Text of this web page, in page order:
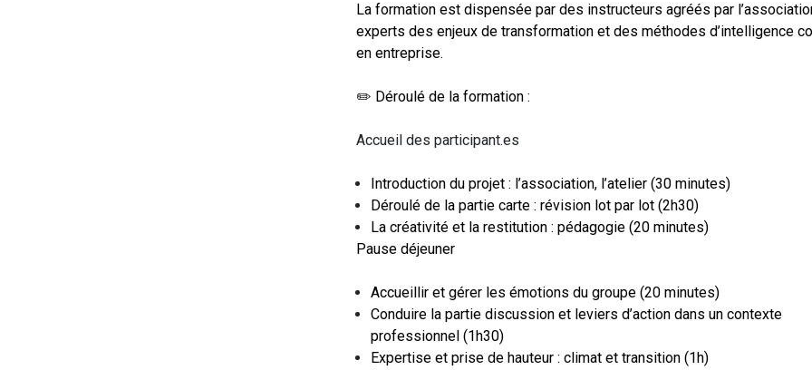
La formation est dispensée par des instructeurs agréés par
experts des enjeux de transformation et des méthodes d’intelligence
en entreprise.
✏️ Déroulé de la formation :
Accueil des participant.es
Introduction du projet : l’association, l’atelier (30 minutes)
Déroulé de la partie carte : révision lot par lot (2h30)
La créativité et la restitution : pédagogie (20 minutes)
Pause déjeuner
Accueillir et gérer les émotions du groupe (20 minutes)
Conduire la partie discussion et leviers d’action dans un contexte
professionnel (1h30)
Expertise et prise de hauteur : climat et transition (1h)